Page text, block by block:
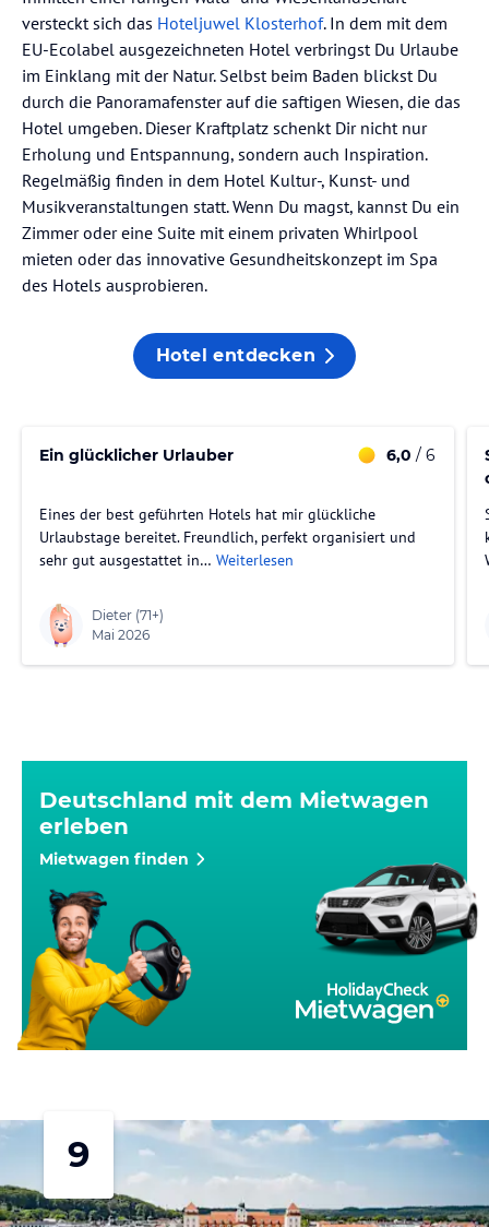
versteckt sich das Hoteljuwel Klosterhof. In dem mit dem
EU-Ecolabel ausgezeichneten Hotel verbringst Du Urlaube
im Einklang mit der Natur. Selbst beim Baden blickst Du
durch die Panoramafenster auf die saftigen Wiesen, die das
Hotel umgeben. Dieser Kraftplatz schenkt Dir nicht nur
Erholung und Entspannung, sondern auch Inspiration.
Regelmäßig finden in dem Hotel Kultur-, Kunst- und
Musikveranstaltungen statt. Wenn Du magst, kannst Du ein
Zimmer oder eine Suite mit einem privaten Whirlpool
mieten oder das innovative Gesundheitskonzept im Spa
des Hotels ausprobieren.
Hotel entdecken
Ein glücklicher Urlauber 6,0 / 6
Eines der best geführten Hotels hat mir glückliche
Urlaubstage bereitet. Freundlich, perfekt organisiert und
sehr gut ausgestattet in… Weiterlesen
Dieter (71+)
Mai 2026
Deutschland mit dem Mietwagen
erleben
Mietwagen finden
9